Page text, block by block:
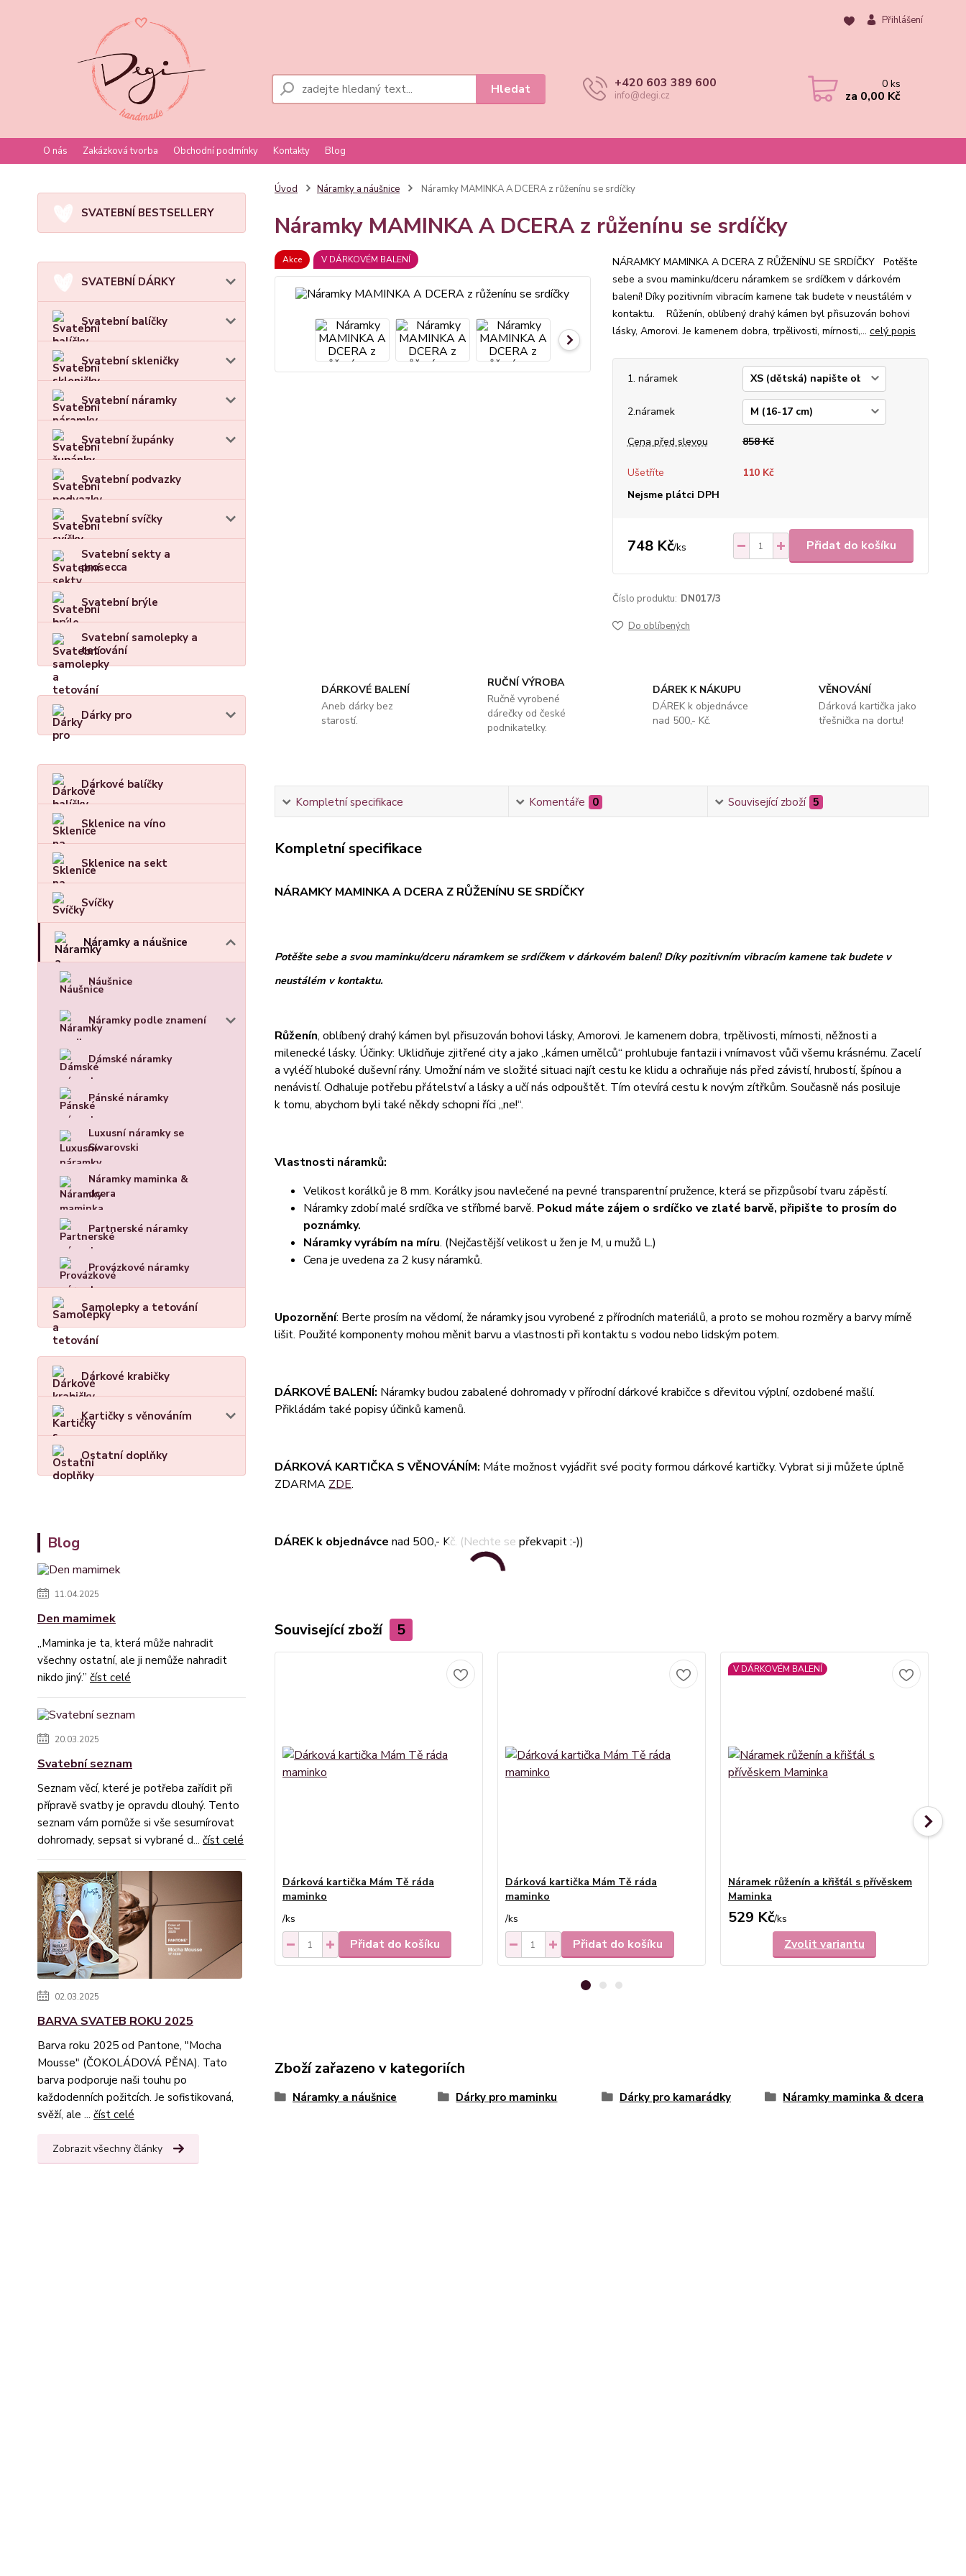
O nás Zakázková tvorba Obchodní podmínky Kontakty Blog
Přihlášení
Hledat +420 603 389 600
info@degi.cz
0ks
za 0,00 Kč
SVATEBNÍ BESTSELLERY
SVATEBNÍ DÁRKY
Svatební balíčky
Svatební skleničky
Svatební náramky
Svatební župánky
Svatební podvazky
Svatební svíčky
Svatební sekty a
prosecca
Svatební brýle
Svatební samolepky a
tetování
Dárky pro
Dárkové balíčky
Sklenice na víno
Sklenice na sekt
Svíčky
Náramky a náušnice
Náušnice
Náramky podle znamení
Dámské náramky
Pánské náramky
Luxusní náramky se
Swarovski
Náramky maminka &
dcera
Partnerské náramky
Provázkové náramky
Samolepky a tetování
Dárkové krabičky
Kartičky s věnováním
Ostatní doplňky
Blog
11.04.2025
Den mamimek
„Maminka je ta, která může nahradit
všechny ostatní, ale ji nemůže nahradit
nikdo jiný.” číst celé
20.03.2025
Svatební seznam
Seznam věcí, které je potřeba zařídit při
přípravě svatby je opravdu dlouhý. Tento
seznam vám pomůže si vše sesumírovat
dohromady, sepsat si vybrané d... číst celé
02.03.2025
BARVA SVATEB ROKU 2025
Barva roku 2025 od Pantone, "Mocha
Mousse" (ČOKOLÁDOVÁ PĚNA). Tato
barva podporuje naši touhu po
každodenních požitcích. Je sofistikovaná,
svěží, ale ... číst celé
Zobrazit všechny články
Úvod Náramky a náušnice Náramky MAMINKA A DCERA z růženínu se srdíčky
Náramky MAMINKA A DCERA z růženínu se srdíčky
Akce V DÁRKOVÉM BALENÍ
NÁRAMKY MAMINKA A DCERA Z RŮŽENÍNU SE SRDÍČKY Potěšte
sebe a svou maminku/dceru náramkem se srdíčkem v dárkovém
balení! Díky pozitivním vibracím kamene tak budete v neustálém v
kontaktu. Růženín, oblíbený drahý kámen byl přisuzován bohovi
lásky, Amorovi. Je kamenem dobra, trpělivosti, mírnosti,... celý popis
1. náramek
2.náramek
Cena před slevou 858 Kč
Ušetříte
110 Kč
Nejsme plátci DPH
748 Kč/ks Přidat do košíku
Číslo produktu: DN017/3
Do oblíbených
DÁRKOVÉ BALENÍ
Aneb dárky bez
starostí.
RUČNÍ VÝROBA
Ručně vyrobené
dárečky od české
podnikatelky.
DÁREK K NÁKUPU
DÁREK k objednávce
nad 500,- Kč.
VĚNOVÁNÍ
Dárková kartička jako
třešnička na dortu!
Kompletní specifikace Komentáře 0 Související zboží 5
Kompletní specifikace
NÁRAMKY MAMINKA A DCERA Z RŮŽENÍNU SE SRDÍČKY
Potěšte sebe a svou maminku/dceru náramkem se srdíčkem v dárkovém balení! Díky pozitivním vibracím kamene tak budete v
neustálém v kontaktu.
Růženín, oblíbený drahý kámen byl přisuzován bohovi lásky, Amorovi. Je kamenem dobra, trpělivosti, mírnosti, něžnosti a
milenecké lásky. Účinky: Uklidňuje zjitřené city a jako „kámen umělců“ prohlubuje fantazii i vnímavost vůči všemu krásnému. Zacelí
a vyléčí hluboké duševní rány. Umožní nám ve složité situaci najít cestu ke klidu a ochraňuje nás před závistí, hrubostí, špínou a
nenávistí. Odhaluje potřebu přátelství a lásky a učí nás odpouštět. Tím otevírá cestu k novým zítřkům. Současně nás posiluje
k tomu, abychom byli také někdy schopni říci „ne!“.
Vlastnosti náramků:
Velikost korálků je 8 mm. Korálky jsou navlečené na pevné transparentní pružence, která se přizpůsobí tvaru zápěstí.
Náramky zdobí malé srdíčka ve stříbrné barvě. Pokud máte zájem o srdíčko ve zlaté barvě, připište to prosím do
poznámky.
Náramky vyrábím na míru. (Nejčastější velikost u žen je M, u mužů L.)
Cena je uvedena za 2 kusy náramků.
Upozornění: Berte prosím na vědomí, že náramky jsou vyrobené z přírodních materiálů, a proto se mohou rozměry a barvy mírně
lišit. Použité komponenty mohou měnit barvu a vlastnosti při kontaktu s vodou nebo lidským potem.
DÁRKOVÉ BALENÍ: Náramky budou zabalené dohromady v přírodní dárkové krabičce s dřevitou výplní, ozdobené mašlí.
Přikládám také popisy účinků kamenů.
DÁRKOVÁ KARTIČKA S VĚNOVÁNÍM: Máte možnost vyjádřit své pocity formou dárkové kartičky. Vybrat si ji můžete úplně
ZDARMA ZDE.
DÁREK k objednávce nad 500,- Kč. (Nechte se překvapit :-))
Související zboží 5
Dárková kartička Mám Tě ráda
maminko
/ks
Přidat do košíku
Dárková kartička Mám Tě ráda
maminko
/ks
Přidat do košíku
V DÁRKOVÉM BALENÍ
Náramek růženín a křišťál s přívěskem
Maminka
529 Kč/ks
Zvolit variantu
Zboží zařazeno v kategoriích
Náramky a náušnice Dárky pro maminku Dárky pro kamarádky Náramky maminka & dcera